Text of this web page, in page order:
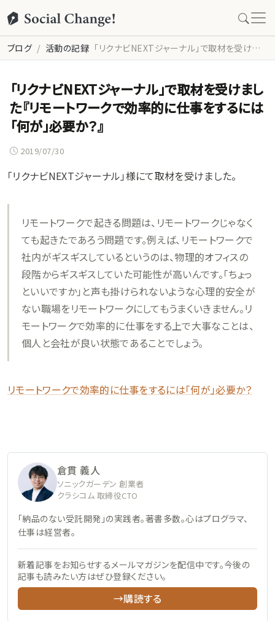
ブログ 活動の記録 「リクナビNEXTジャーナル」で取材を受けました『リモートワークで効率的に仕事をするには「何が」必要か？』
「リクナビNEXTジャーナル」で取材を受けまし
た『リモートワークで効率的に仕事をするには
「何が」必要か？』
2019/07/30
「リクナビNEXTジャーナル」様にて取材を受けました。
リモートワークで起きる問題は、リモートワークじゃなく
ても起きたであろう問題です。例えば、リモートワークで
社内がギスギスしているというのは、物理的オフィスの
段階からギスギスしていた可能性が高いんです。「ちょっ
といいですか」と声も掛けられないような心理的安全が
ない職場をリモートワークにしてもうまくいきません。リ
モートワークで効率的に仕事をする上で大事なことは、
個人と会社が良い状態であることでしょう。
リモートワークで効率的に仕事をするには「何が」必要か？
倉貫 義人
ソニックガーデン 創業者
クラシコム 取締役CTO
「納品のない受託開発」の実践者。著書多数。心はプログラマ、
仕事は経営者。
新着記事をお知らせするメールマガジンを配信中です。今後の
記事も読みたい方はぜひ登録ください。
→購読する